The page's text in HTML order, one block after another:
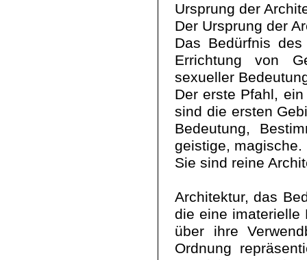
Ursprung der
Der Ursprung der
Das Bedürfnis
Errichtung von
sexueller
Der erste Pfahl,
sind die ersten
Bedeutung,
geistige,
Sie sind reine
Architektur, das
die eine imaterielle
über ihre
Ordnung